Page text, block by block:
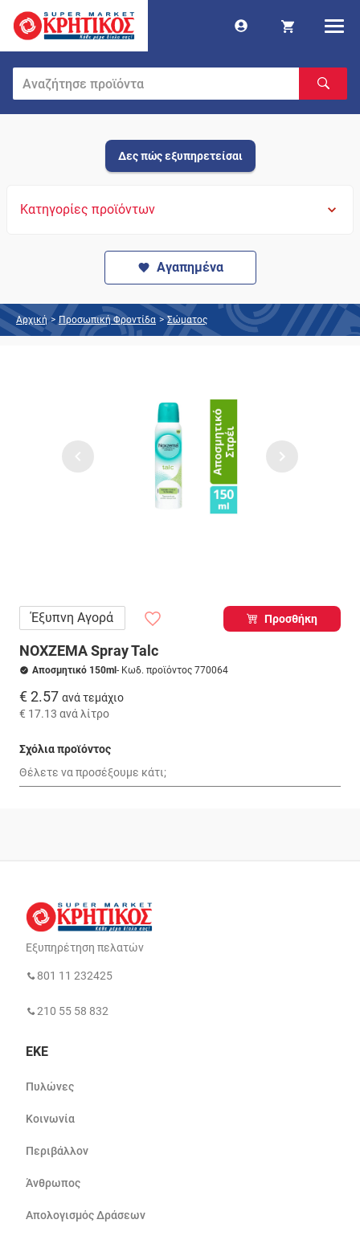
Δες πώς εξυπηρετείσαι
Κατηγορίες προϊόντων
Αγαπημένα
Αρχική > Προσωπική Φροντίδα > Σώματος
Έξυπνη Αγορά Προσθήκη
NOXZEMA Spray Talc
Αποσμητικό 150ml - Κωδ. προϊόντος 770064
€ 2.57 ανά τεμάχιο
€ 17.13 ανά λίτρο
Σχόλια προϊόντος
Εξυπηρέτηση πελατών
801 11 232425
210 55 58 832
ΕΚΕ
Πυλώνες
Κοινωνία
Περιβάλλον
Άνθρωπος
Απολογισμός Δράσεων